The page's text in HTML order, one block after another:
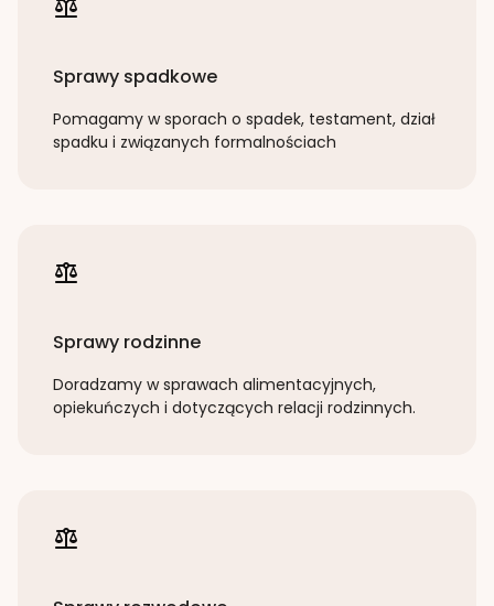
Sprawy spadkowe
Pomagamy w sporach o spadek, testament, dział
spadku i związanych formalnościach
Sprawy rodzinne
Doradzamy w sprawach alimentacyjnych,
opiekuńczych i dotyczących relacji rodzinnych.